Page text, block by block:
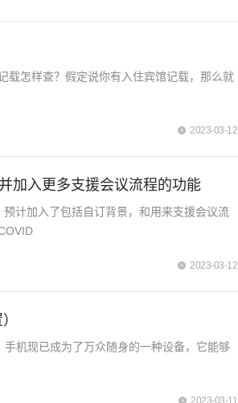
载怎样查？假定说你有入住宾馆记载，那么就
2023-03-12
加入更多支援会议流程的功能
计加入了包括自订背景，和用来支援会议流
2023-03-12
机现已成为了万众随身的一种设备，它能够
2023-03-11